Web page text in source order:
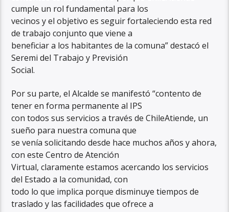
cumple un rol fundamental para los
vecinos y el objetivo es seguir fortaleciendo esta red
de trabajo conjunto que viene a
beneficiar a los habitantes de la comuna” destacó el
Seremi del Trabajo y Previsión
Social.
Por su parte, el Alcalde se manifestó “contento de
tener en forma permanente al IPS
con todos sus servicios a través de ChileAtiende, un
sueño para nuestra comuna que
se venía solicitando desde hace muchos años y ahora,
con este Centro de Atención
Virtual, claramente estamos acercando los servicios
del Estado a la comunidad, con
todo lo que implica porque disminuye tiempos de
traslado y las facilidades que ofrece a